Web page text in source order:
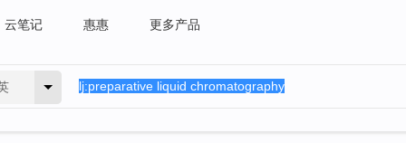
云笔记 惠惠 更多产品